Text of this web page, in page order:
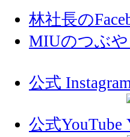
林社長の
MIUのつぶや
公式 Instagram
公式YouTube